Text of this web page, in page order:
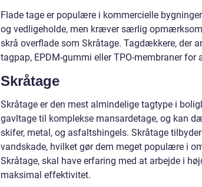
Flade tage er populære i kommercielle
og vedligeholde, men kræver særlig
skrå overflade som Skråtage. Tagdækkere, der
tagpap, EPDM-gummi eller TPO-membraner
Skråtage
Skråtage er den mest almindelige tagtype i
gavltage til komplekse mansardetage, og kan
skifer, metal, og asfaltshingels. Skråtage
vandskade, hvilket gør dem meget populære i
Skråtage, skal have erfaring med at arbejde i
maksimal effektivitet.